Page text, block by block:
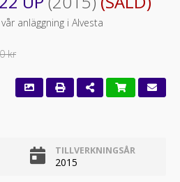
anläggning i Alvesta
kr
TILLVERKNINGSÅR
2015